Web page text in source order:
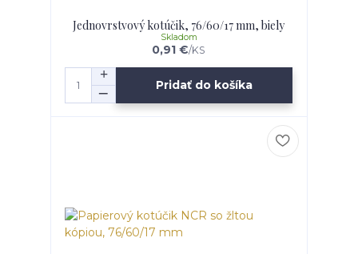
Jednovrstvový kotúčik, 76/60/17 mm, biely
0,91 €/KS
Skladom
Pridať do košíka